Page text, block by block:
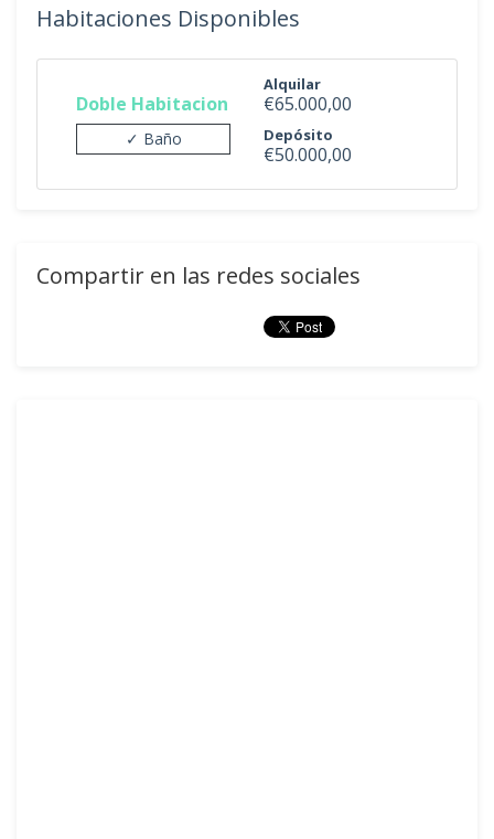
Habitaciones Disponibles
Doble Habitacion
✓ Baño
Alquilar
€65.000,00
Depósito
€50.000,00
Compartir en las redes sociales